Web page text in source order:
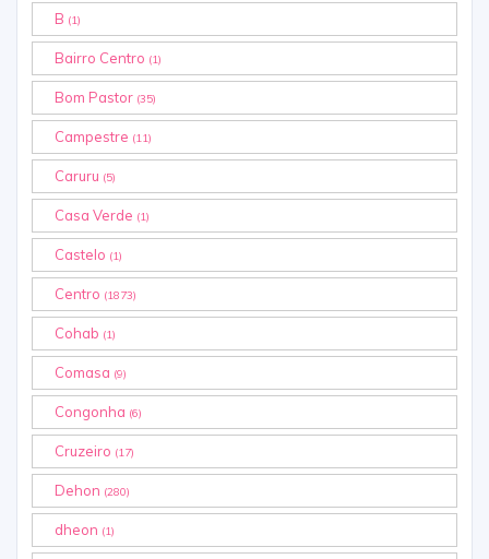
B (1)
Bairro Centro (1)
Bom Pastor (35)
Campestre (11)
Caruru (5)
Casa Verde (1)
Castelo (1)
Centro (1873)
Cohab (1)
Comasa (9)
Congonha (6)
Cruzeiro (17)
Dehon (280)
dheon (1)